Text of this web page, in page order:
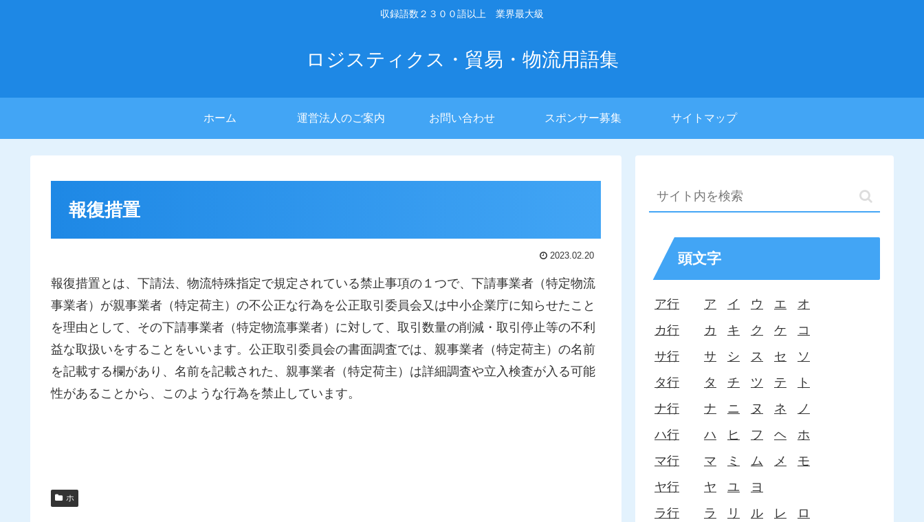
収録語数２３００語以上 業界最大級
ロジスティクス・貿易・物流用語集
ホーム 運営法人のご案内 お問い合わせ スポンサー募集 サイトマップ
報復措置
2023.02.20
報復措置とは、下請法、物流特殊指定で規定されている禁止事項の１つで、下請事業者（特定物流
事業者）が親事業者（特定荷主）の不公正な行為を公正取引委員会又は中小企業庁に知らせたこと
を理由として、その下請事業者（特定物流事業者）に対して、取引数量の削減・取引停止等の不利
益な取扱いをすることをいいます。公正取引委員会の書面調査では、親事業者（特定荷主）の名前
を記載する欄があり、名前を記載された、親事業者（特定荷主）は詳細調査や立入検査が入る可能
性があることから、このような行為を禁止しています。
ホ
頭文字
ア行 ア イ ウ エ
オ
カ行
カ キ ク ケ
コ
サ行
サ シ ス セ
ソ
タ行
タ チ ツ テ
ト
ナ行
ナ ニ ヌ ネ
ノ
ハ行
ハ ヒ フ ヘ
ホ
マ行
マ ミ ム メ
モ
ヤ行
ヤ ユ
ヨ
ラ行
ラ リ ル レ
ロ